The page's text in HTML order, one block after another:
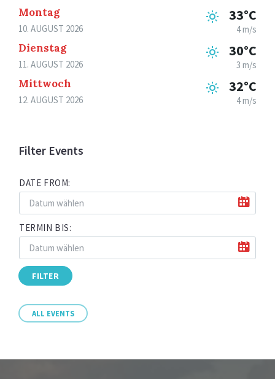
Montag
10. AUGUST 2026
33°C
4 m/s
Dienstag
11. AUGUST 2026
30°C
3 m/s
Mittwoch
12. AUGUST 2026
32°C
4 m/s
Filter Events
DATE FROM:
TERMIN BIS:
FILTER
ALL EVENTS